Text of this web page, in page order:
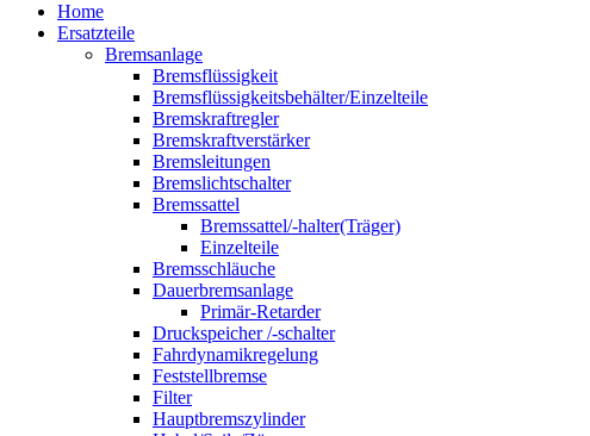
Home
Ersatzteile
Bremsanlage
Bremsflüssigkeit
Bremsflüssigkeitsbehälter/Einzelteile
Bremskraftregler
Bremskraftverstärker
Bremsleitungen
Bremslichtschalter
Bremssattel
Bremssattel/-halter(Träger)
Einzelteile
Bremsschläuche
Dauerbremsanlage
Primär-Retarder
Druckspeicher /-schalter
Fahrdynamikregelung
Feststellbremse
Filter
Hauptbremszylinder